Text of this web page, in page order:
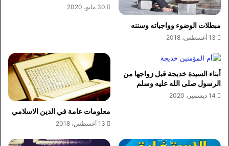
مبطلات الوضوء وواجباته وسننه
13 أغسطس، 2018
30 مايو، 2020
أبناء السيدة خديجة قبل زواجها من
الرسول صلى الله عليه وسلم
14 ديسمبر، 2020
معلومات عامة في الدين الاسلامي
13 أغسطس، 2018